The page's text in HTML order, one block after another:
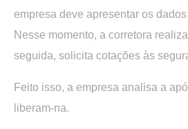
empresa deve apresentar os
Nesse momento, a corretora
seguida, solicita cotações às
Feito isso, a empresa analisa a
liberam-na.